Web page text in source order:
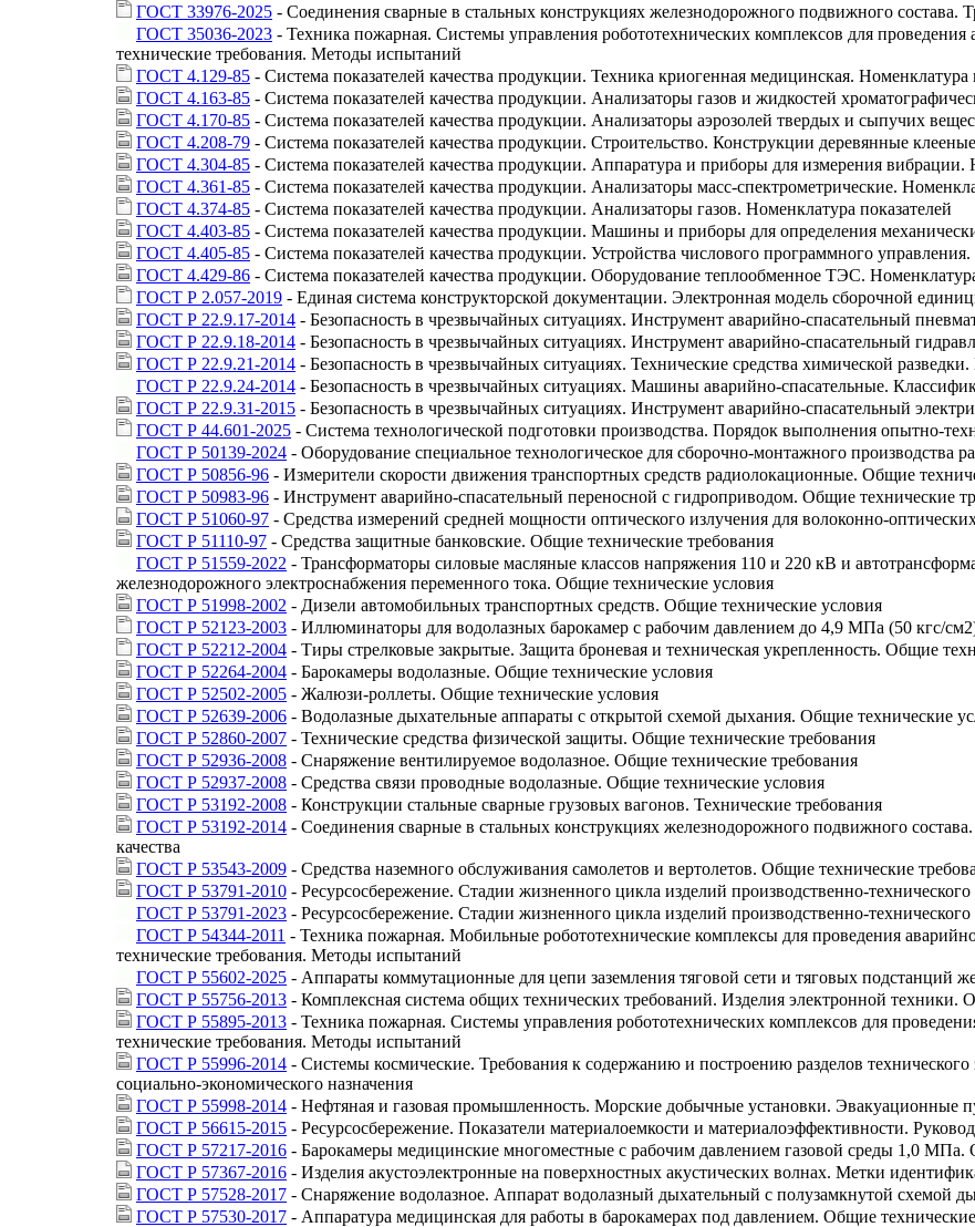
ГОСТ 33976-2025 - Соединения сварные в стальных конструкциях железнодорожного подвижного
ГОСТ 35036-2023 - Техника пожарная. Системы управления робототехнических комплексов для
технические требования. Методы испытаний
ГОСТ 4.129-85 - Система показателей качества продукции. Техника криогенная медицинская. Номенклатура
ГОСТ 4.163-85 - Система показателей качества продукции. Анализаторы газов и жидкостей
ГОСТ 4.170-85 - Система показателей качества продукции. Анализаторы аэрозолей твердых и сыпучих
ГОСТ 4.208-79 - Система показателей качества продукции. Строительство. Конструкции деревянные
ГОСТ 4.304-85 - Система показателей качества продукции. Аппаратура и приборы для измерения вибрации.
ГОСТ 4.361-85 - Система показателей качества продукции. Анализаторы масс-спектрометрические.
ГОСТ 4.374-85 - Система показателей качества продукции. Анализаторы газов. Номенклатура показателей
ГОСТ 4.403-85 - Система показателей качества продукции. Машины и приборы для определения
ГОСТ 4.405-85 - Система показателей качества продукции. Устройства числового программного
ГОСТ 4.429-86 - Система показателей качества продукции. Оборудование теплообменное ТЭС.
ГОСТ Р 2.057-2019 - Единая система конструкторской документации. Электронная модель сборочной
ГОСТ Р 22.9.17-2014 - Безопасность в чрезвычайных ситуациях. Инструмент аварийно-спасательный
ГОСТ Р 22.9.18-2014 - Безопасность в чрезвычайных ситуациях. Инструмент аварийно-спасательный
ГОСТ Р 22.9.21-2014 - Безопасность в чрезвычайных ситуациях. Технические средства химической
ГОСТ Р 22.9.24-2014 - Безопасность в чрезвычайных ситуациях. Машины аварийно-спасательные.
ГОСТ Р 22.9.31-2015 - Безопасность в чрезвычайных ситуациях. Инструмент аварийно-спасательный
ГОСТ Р 44.601-2025 - Система технологической подготовки производства. Порядок выполнения опытно-
ГОСТ Р 50139-2024 - Оборудование специальное технологическое для сборочно-монтажного производства
ГОСТ Р 50856-96 - Измерители скорости движения транспортных средств радиолокационные. Общие
ГОСТ Р 50983-96 - Инструмент аварийно-спасательный переносной с гидроприводом. Общие технические
ГОСТ Р 51060-97 - Средства измерений средней мощности оптического излучения для волоконно-
ГОСТ Р 51110-97 - Средства защитные банковские. Общие технические требования
ГОСТ Р 51559-2022 - Трансформаторы силовые масляные классов напряжения 110 и 220 кВ и
железнодорожного электроснабжения переменного тока. Общие технические условия
ГОСТ Р 51998-2002 - Дизели автомобильных транспортных средств. Общие технические условия
ГОСТ Р 52123-2003 - Иллюминаторы для водолазных барокамер с рабочим давлением до 4,9 МПа (50 кгс/
ГОСТ Р 52212-2004 - Тиры стрелковые закрытые. Защита броневая и техническая укрепленность. Общие
ГОСТ Р 52264-2004 - Барокамеры водолазные. Общие технические условия
ГОСТ Р 52502-2005 - Жалюзи-роллеты. Общие технические условия
ГОСТ Р 52639-2006 - Водолазные дыхательные аппараты с открытой схемой дыхания. Общие технические
ГОСТ Р 52860-2007 - Технические средства физической защиты. Общие технические требования
ГОСТ Р 52936-2008 - Снаряжение вентилируемое водолазное. Общие технические требования
ГОСТ Р 52937-2008 - Средства связи проводные водолазные. Общие технические условия
ГОСТ Р 53192-2008 - Конструкции стальные сварные грузовых вагонов. Технические требования
ГОСТ Р 53192-2014 - Соединения сварные в стальных конструкциях железнодорожного подвижного
качества
ГОСТ Р 53543-2009 - Средства наземного обслуживания самолетов и вертолетов. Общие технические
ГОСТ Р 53791-2010 - Ресурсосбережение. Стадии жизненного цикла изделий производственно-
ГОСТ Р 53791-2023 - Ресурсосбережение. Стадии жизненного цикла изделий производственно-
ГОСТ Р 54344-2011 - Техника пожарная. Мобильные робототехнические комплексы для проведения
технические требования. Методы испытаний
ГОСТ Р 55602-2025 - Аппараты коммутационные для цепи заземления тяговой сети и тяговых подстанций
ГОСТ Р 55756-2013 - Комплексная система общих технических требований. Изделия электронной техники.
ГОСТ Р 55895-2013 - Техника пожарная. Системы управления робототехнических комплексов для
технические требования. Методы испытаний
ГОСТ Р 55996-2014 - Системы космические. Требования к содержанию и построению разделов
социально-экономического назначения
ГОСТ Р 55998-2014 - Нефтяная и газовая промышленность. Морские добычные установки. Эвакуационные
ГОСТ Р 56615-2015 - Ресурсосбережение. Показатели материалоемкости и материалоэффективности.
ГОСТ Р 57217-2016 - Барокамеры медицинские многоместные с рабочим давлением газовой среды 1,0 МПа.
ГОСТ Р 57367-2016 - Изделия акустоэлектронные на поверхностных акустических волнах. Метки
ГОСТ Р 57528-2017 - Снаряжение водолазное. Аппарат водолазный дыхательный с полузамкнутой схемой
ГОСТ Р 57530-2017 - Аппаратура медицинская для работы в барокамерах под давлением. Общие